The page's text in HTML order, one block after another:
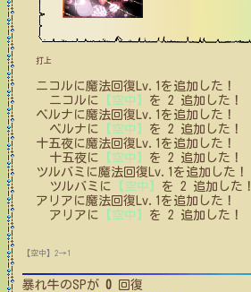
打上
ニコル に魔法回復Lv.1 を追加した！
ニコル に 【空中】 を 2 追加した！
ベルナ に魔法回復Lv.1 を追加した！
ベルナ に 【空中】 を 2 追加した！
十五夜に魔法回復Lv.1 を追加した！
十五夜に 【空中】 を 2 追加した！
ツルバミ に魔法回復Lv.1 を追加した！
ツルバミ に 【空中】 を 2 追加した！
アリア に魔法回復Lv.1 を追加した！
アリア に 【空中】 を 2 追加した！
【空中】2→1
暴れ牛のSPが 0 回復